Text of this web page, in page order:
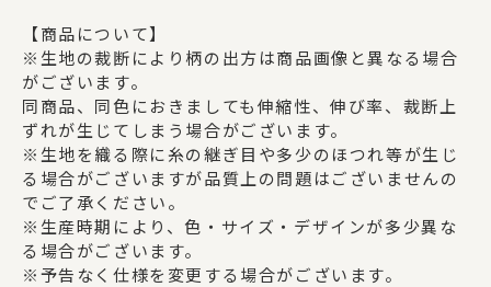
【商品について】
※生地の裁断により柄の出方は商品画像と異なる場合
がございます。
同商品、同色におきましても伸縮性、伸び率、裁断上
ずれが生じてしまう場合がございます。
※生地を織る際に糸の継ぎ目や多少のほつれ等が生じ
る場合がございますが品質上の問題はございませんの
でご了承ください。
※生産時期により、色・サイズ・デザインが多少異な
る場合がございます。
※予告なく仕様を変更する場合がございます。